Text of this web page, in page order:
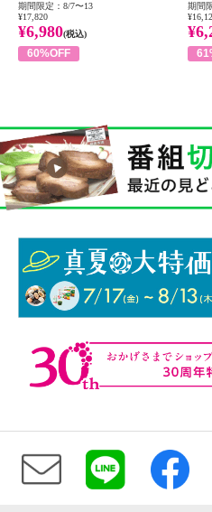
期間限定：8/7〜13
¥17,820
¥6,980(税込)
60%OFF
期間